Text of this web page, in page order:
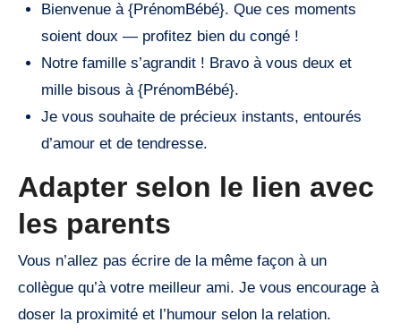
Bienvenue à {PrénomBébé}. Que ces moments
soient doux — profitez bien du congé !
Notre famille s’agrandit ! Bravo à vous deux et
mille bisous à {PrénomBébé}.
Je vous souhaite de précieux instants, entourés
d’amour et de tendresse.
Adapter selon le lien avec
les parents
Vous n’allez pas écrire de la même façon à un
collègue qu’à votre meilleur ami. Je vous encourage à
doser la proximité et l’humour selon la relation.